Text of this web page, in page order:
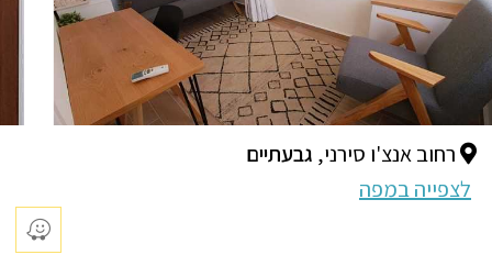
רחוב אנצ'ו סירני, גבעתיים
לצפייה במפה